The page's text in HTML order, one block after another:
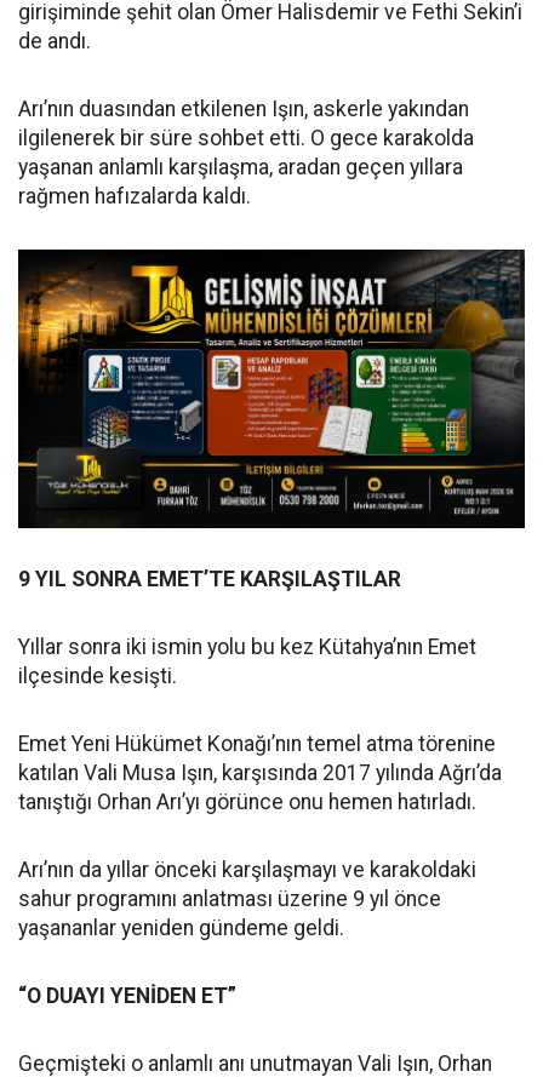
girişiminde şehit olan Ömer Halisdemir ve Fethi Sekin’i
de andı.
Arı’nın duasından etkilenen Işın, askerle yakından
ilgilenerek bir süre sohbet etti. O gece karakolda
yaşanan anlamlı karşılaşma, aradan geçen yıllara
rağmen hafızalarda kaldı.
9 YIL SONRA EMET’TE KARŞILAŞTILAR
Yıllar sonra iki ismin yolu bu kez Kütahya’nın Emet
ilçesinde kesişti.
Emet Yeni Hükümet Konağı’nın temel atma törenine
katılan Vali Musa Işın, karşısında 2017 yılında Ağrı’da
tanıştığı Orhan Arı’yı görünce onu hemen hatırladı.
Arı’nın da yıllar önceki karşılaşmayı ve karakoldaki
sahur programını anlatması üzerine 9 yıl önce
yaşananlar yeniden gündeme geldi.
“O DUAYI YENİDEN ET”
Geçmişteki o anlamlı anı unutmayan Vali Işın, Orhan